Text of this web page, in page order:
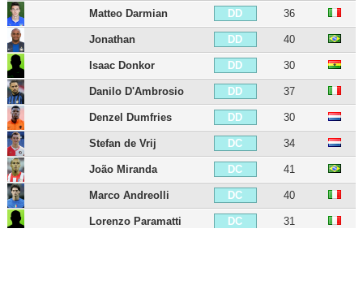
Matteo Darmian DD 36
Jonathan DD 40
Isaac Donkor DD 30
Danilo D'Ambrosio DD 37
Denzel Dumfries DD 30
Stefan de Vrij DC 34
João Miranda DC 41
Marco Andreolli DC 40
Lorenzo Paramatti DC 31